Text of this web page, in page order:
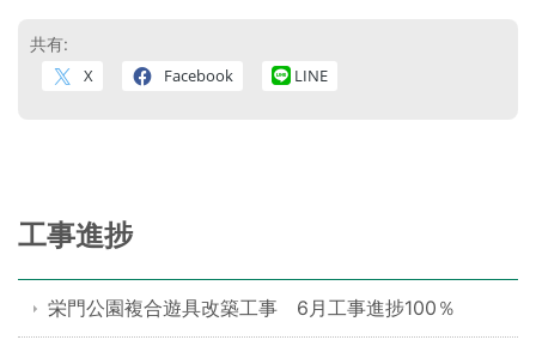
共有:
X Facebook LINE
工事進捗
栄門公園複合遊具改築工事 6月工事進捗100％